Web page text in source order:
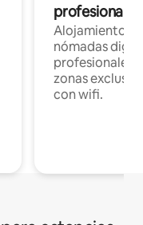
Alojamientos
nómadas
profesionales
zonas
con wifi.